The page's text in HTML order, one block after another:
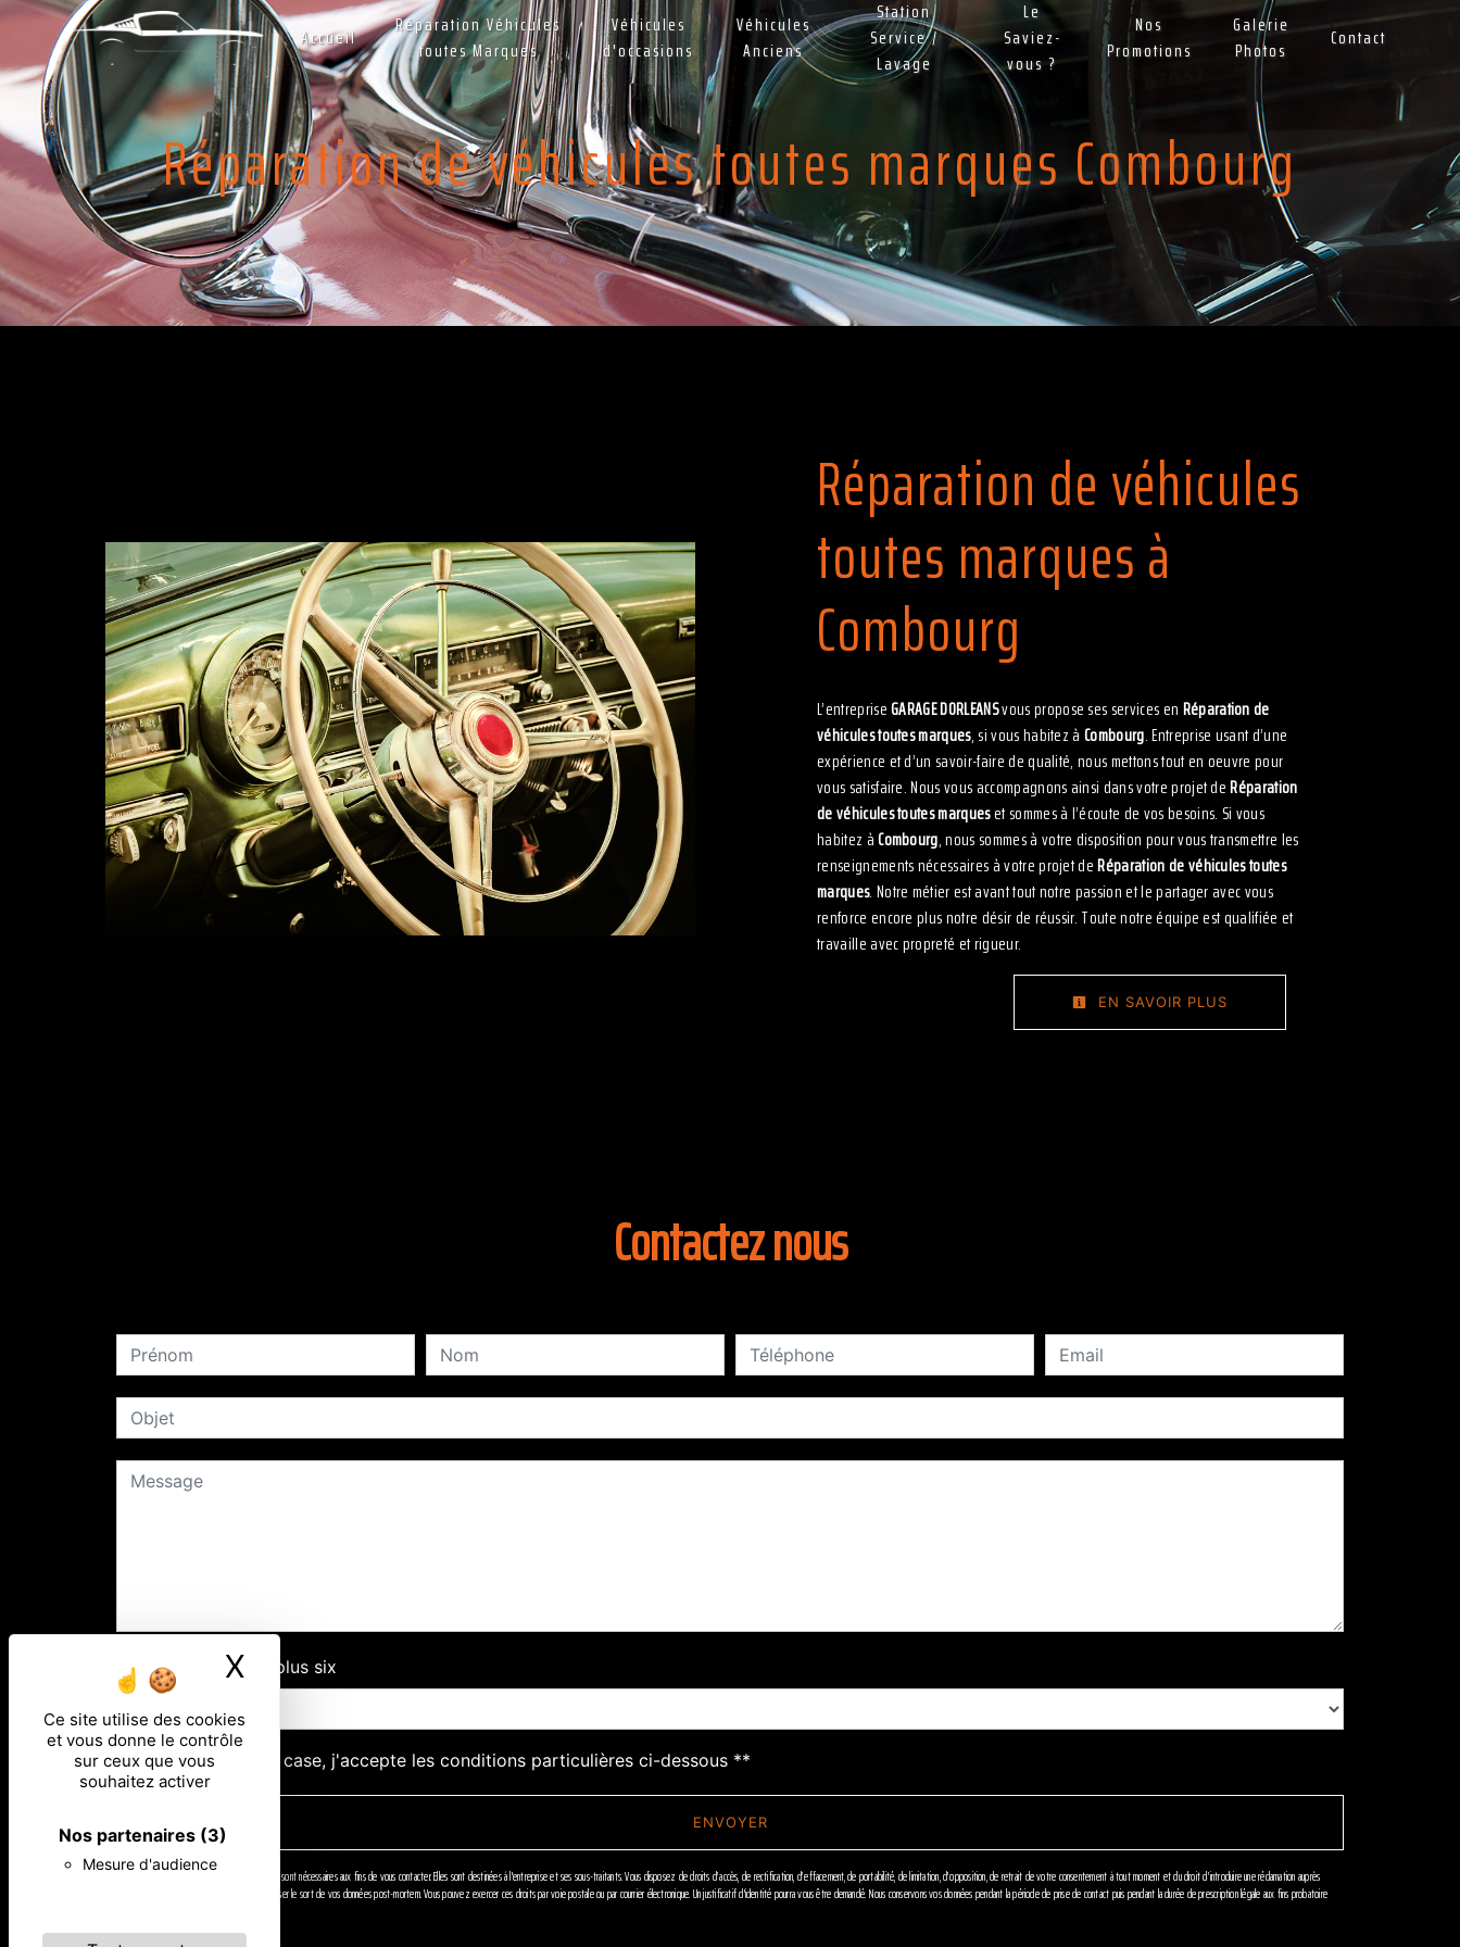
Panneau de gestion des cookies
Ce site utilise des cookies
et vous donne le contrôle
sur ceux que vous
souhaitez activer
Nos partenaires (3)
Mesure d'audience
X Masquer le bandeau des cookies
Accueil
Réparation Véhicules
toutes Marques
Véhicules
d'occasions
Véhicules
Anciens
Station
Service /
Lavage
Le
Saviez-
vous ?
Nos
Promotions
Galerie
Photos
Contact
Réparation de véhicules toutes marques Combourg
Réparation de véhicules
toutes marques à
Combourg
L’entrepriseGARAGE DORLEANSvous propose ses services en Réparation de
véhicules toutes marques, si vous habitez àCombourg. Entreprise usant d’une
expérience et d’un savoir-faire de qualité, nous mettons tout en oeuvre pour
vous satisfaire. Nous vous accompagnons ainsi dans votre projet deRéparation
de véhicules toutes marqueset sommes à l’écoute de vos besoins. Si vous
habitez àCombourg, nous sommes à votre disposition pour vous transmettre les
renseignements nécessaires à votre projet deRéparation de véhicules toutes
marques. Notre métier est avant tout notre passion et le partager avec vous
renforce encore plus notre désir de réussir. Toute notre équipe est qualifiée et
travaille avec propreté et rigueur.
EN SAVOIR PLUS
Contactez nous
Combien font cinq plus six
En cochant cette case, j'accepte les conditions particulières ci-dessous **
ENVOYER
** Les données personnelles communiquées sont nécessaires aux fins de vous contacter. Elles sont destinées à l'entreprise et ses sous-traitants. Vous disposez de droits d’accès, de rectification, d’effacement, de portabilité, de limitation, d’opposition, de retrait de votre consentement à tout moment et du droit d’introduire une réclamation auprès
d’une autorité de contrôle, ainsi que d’organiser le sort de vos données post-mortem. Vous pouvez exercer ces droits par voie postale ou par courrier électronique. Un justificatif d'identité pourra vous être demandé. Nous conservons vos données pendant la période de prise de contact puis pendant la durée de prescription légale aux fins probatoire